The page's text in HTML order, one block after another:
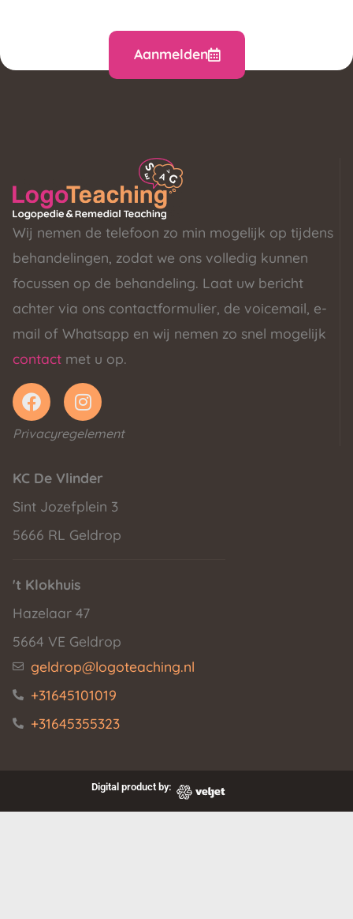
Aanmelden
Wij nemen de telefoon zo min mogelijk op tijdens
behandelingen, zodat we ons volledig kunnen
focussen op de behandeling. Laat uw bericht
achter via ons contactformulier, de voicemail, e-
mail of Whatsapp en wij nemen zo snel mogelijk
contact met u op.
Privacyregelement
KC De Vlinder
Sint Jozefplein 3
5666 RL Geldrop
't Klokhuis
Hazelaar 47
5664 VE Geldrop
geldrop@logoteaching.nl
+31645101019
+31645355323
Digital product by: